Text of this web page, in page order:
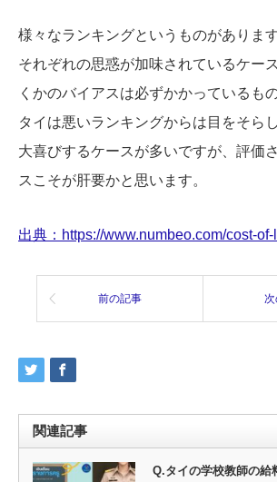
様々なランキングというものがありま
それぞれの思惑が加味されているケー
くかのバイアスは必ずかかっているも
タイは悪いランキングからは目をそら
大喜びするケースが多いですが、評価
スこそが肝要かと思います。
出典：https://www.numbeo.com/cost-
前の記事
関連記事
Q.タイの学校教師の給